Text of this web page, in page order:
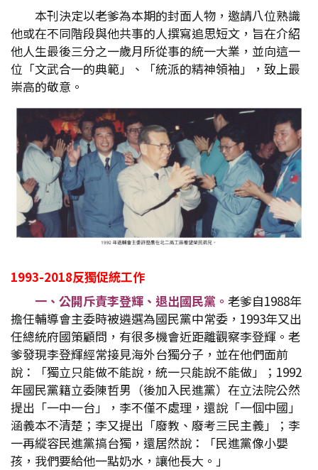
本刊決定以老爹為本期的封面人物，邀請八位熟識
他或在不同階段與他共事的人撰寫追思短文，旨在介紹
他人生最後三分之一歲月所從事的統一大業，並向這一
位「文武合一的典範」、「統派的精神領袖」，致上最
崇高的敬意。
1993-2018反獨促統工作
一、公開斥責李登輝、退出國民黨。 老爹自1988年
擔任輔導會主委時被遴選為國民黨中常委，1993年又出
任總統府國策顧問，有很多機會近距離觀察李登輝。老
爹發現李登輝經常接見海外台獨分子，並在他們面前
說：「獨立只能做不能說，統一只能說不能做」；1992
年國民黨籍立委陳哲男（後加入民進黨）在立法院公然
提出「一中一台」，李不僅不處理，還說「一個中國」
涵義本不清楚；李又提出「廢教、廢考三民主義」；李
一再縱容民進黨搞台獨，還居然說：「民進黨像小嬰
孩，我們要給他一點奶水，讓他長大。」